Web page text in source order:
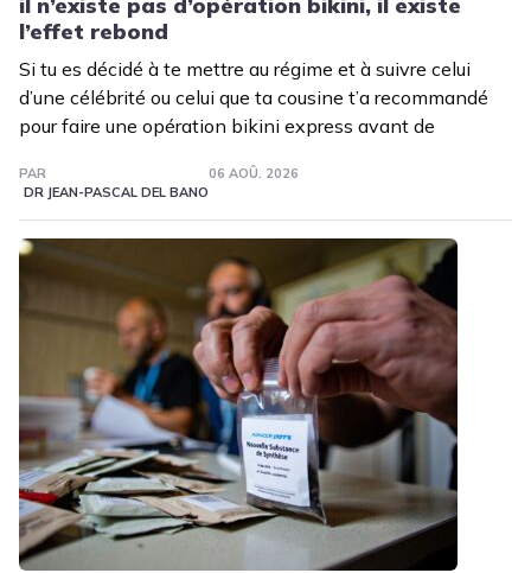
il n’existe pas d’opération bikini, il existe
l’effet rebond
Si tu es décidé à te mettre au régime et à suivre celui
d’une célébrité ou celui que ta cousine t’a recommandé
pour faire une opération bikini express avant de
PAR
DR JEAN-PASCAL DEL BANO
06 AOÛ. 2026